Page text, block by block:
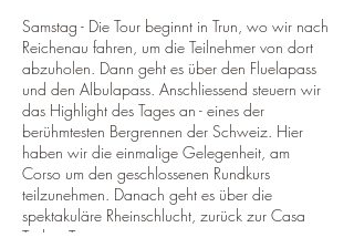
Samstag - Die Tour beginnt in Trun, wo wir nach
Reichenau fahren, um die Teilnehmer von dort
abzuholen. Dann geht es über den Fluelapass
und den Albulapass. Anschliessend steuern wir
das Highlight des Tages an - eines der
berühmtesten Bergrennen der Schweiz. Hier
haben wir die einmalige Gelegenheit, am
Corso um den geschlossenen Rundkurs
teilzunehmen. Danach geht es über die
spektakuläre Rheinschlucht, zurück zur Casa
Tödi in Trun.